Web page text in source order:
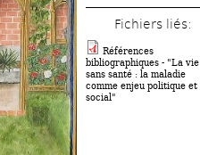
Fichiers liés:
Références
bibliographiques - "La vie
sans santé : la maladie
comme enjeu politique et
social"